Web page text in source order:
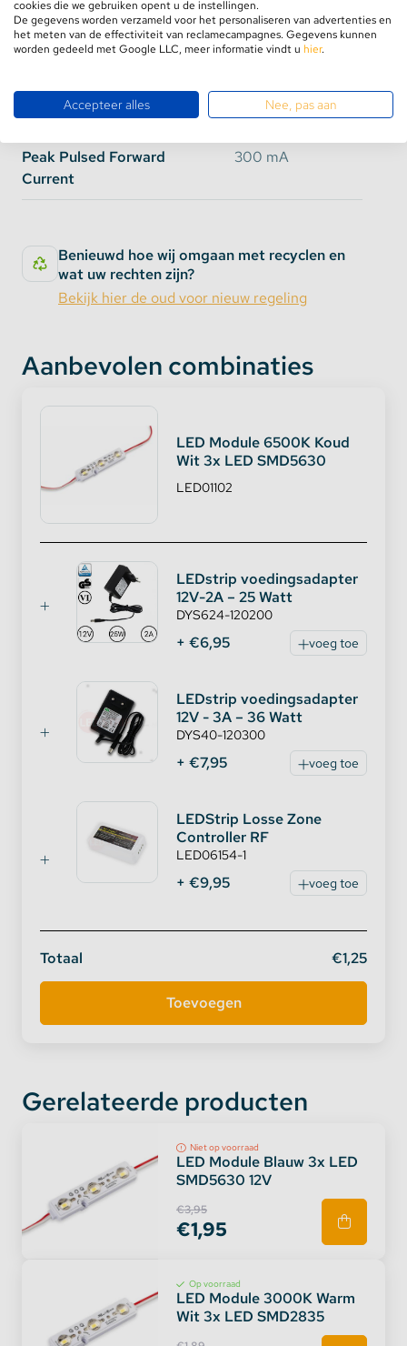
41 tot en met 50
12 Volt 5 Ampère
Wanneer u meer dan 50 modules op één
transformator wilt aansluiten, doe dit dan niet in
Maak het aansluiten makkelijk door aan de
rechterzijde de DC connectie socket mee te
bestellen. Hiermee sluit u de modules zonder gedoe
aan op al onze dichte behuizingen.
Verbruik per meter
1,08 Watt per
module
Forward Current 150 mA
Peak Pulsed Forward
Current
300 mA
Benieuwd hoe wij omgaan met recyclen en
wat uw rechten zijn?
Bekijk hier de oud voor nieuw regeling
Aanbevolen combinaties
LED Module 6500K Koud
Wit 3x LED SMD5630
LED01102
LEDstrip voedingsadapter
12V-2A – 25 Watt
DYS624-120200
+ €6,95 voeg toe
LEDstrip voedingsadapter
12V - 3A – 36 Watt
DYS40-120300
+ €7,95 voeg toe
LEDStrip Losse Zone
Controller RF
LED06154-1
+ €9,95 voeg toe
Totaal €1,25
Gerelateerde producten
Niet op voorraad
LED Module Blauw 3x LED
SMD5630 12V
€3,95
€1,95
Op voorraad
LED Module 3000K Warm
Wit 3x LED SMD2835
cookies die we gebruiken opent u de instellingen.
De gegevens worden verzameld voor het personaliseren van advertenties en
het meten van de effectiviteit van reclamecampagnes. Gegevens kunnen
worden gedeeld met Google LLC, meer informatie vindt u hier.
Accepteer alles Nee, pas aan